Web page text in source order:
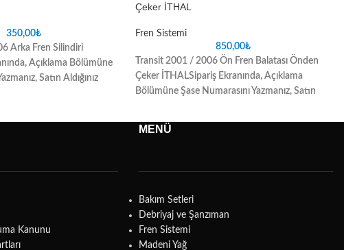
350,00₺
Arka Fren Silindiri
Açıklama Bölümüne
Satın Aldığınız
Çeker İTHAL
Fren Sistemi
850,00₺
Transit 2001 / 2006 Ön Fren Balatası Önden
Çeker İTHALSipariş Ekranında, Açıklama
Bölümüne Şase Numarasını Yazmanız, Satın
sorunlarını ortadan kaldıracaktır
Kanunu
MENÜ
Bakım Setleri
Debriyaj ve Şanzıman
Fren Sistemi
Madeni Yağ